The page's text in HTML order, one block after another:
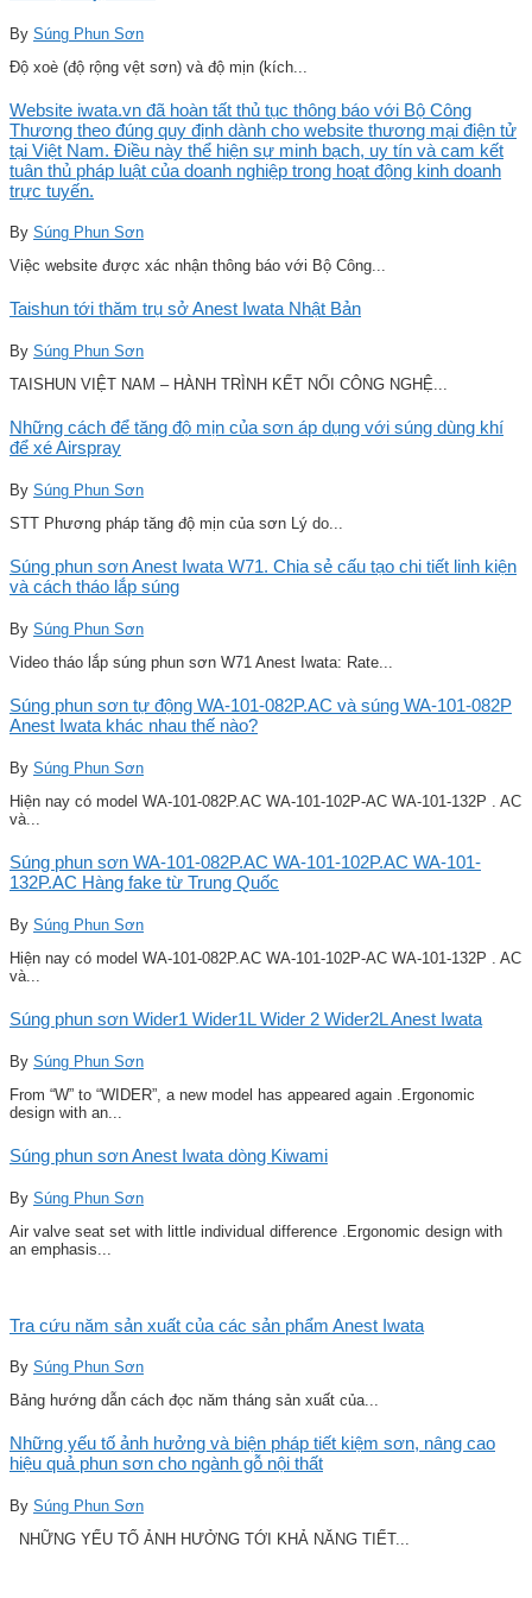
By Súng Phun Sơn
Độ xoè (độ rộng vệt sơn) và độ mịn (kích...
Website iwata.vn đã hoàn tất thủ tục thông báo với Bộ Công
Thương theo đúng quy định dành cho website thương mại điện tử
tại Việt Nam. Điều này thể hiện sự minh bạch, uy tín và cam kết
tuân thủ pháp luật của doanh nghiệp trong hoạt động kinh doanh
trực tuyến.
By Súng Phun Sơn
Việc website được xác nhận thông báo với Bộ Công...
Taishun tới thăm trụ sở Anest Iwata Nhật Bản
By Súng Phun Sơn
TAISHUN VIỆT NAM – HÀNH TRÌNH KẾT NỐI CÔNG NGHỆ...
Những cách để tăng độ mịn của sơn áp dụng với súng dùng khí
để xé Airspray
By Súng Phun Sơn
STT Phương pháp tăng độ mịn của sơn Lý do...
Súng phun sơn Anest Iwata W71. Chia sẻ cấu tạo chi tiết linh kiện
và cách tháo lắp súng
By Súng Phun Sơn
Video tháo lắp súng phun sơn W71 Anest Iwata: Rate...
Súng phun sơn tự động WA-101-082P.AC và súng WA-101-082P
Anest Iwata khác nhau thế nào?
By Súng Phun Sơn
Hiện nay có model WA-101-082P.AC WA-101-102P-AC WA-101-132P . AC
và...
Súng phun sơn WA-101-082P.AC WA-101-102P.AC WA-101-
132P.AC Hàng fake từ Trung Quốc
By Súng Phun Sơn
Hiện nay có model WA-101-082P.AC WA-101-102P-AC WA-101-132P . AC
và...
Súng phun sơn Wider1 Wider1L Wider 2 Wider2L Anest Iwata
By Súng Phun Sơn
From “W” to “WIDER”, a new model has appeared again .Ergonomic
design with an...
Súng phun sơn Anest Iwata dòng Kiwami
By Súng Phun Sơn
Air valve seat set with little individual difference .Ergonomic design with
an emphasis...
Tra cứu năm sản xuất của các sản phẩm Anest Iwata
By Súng Phun Sơn
Bảng hướng dẫn cách đọc năm tháng sản xuất của...
Những yếu tố ảnh hưởng và biện pháp tiết kiệm sơn, nâng cao
hiệu quả phun sơn cho ngành gỗ nội thất
By Súng Phun Sơn
NHỮNG YẾU TỐ ẢNH HƯỞNG TỚI KHẢ NĂNG TIẾT...